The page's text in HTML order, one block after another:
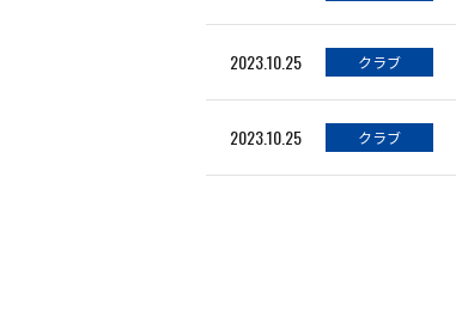
2023.10.25 クラブ
2023.10.25 クラブ